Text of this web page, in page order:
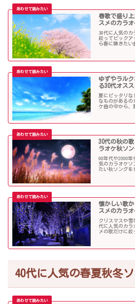
春歌で盛り
スメのカラ
30代に人気のカ
絞ってピックア
ら春に聴きたい
ゆずやラル
る30代オス
夏にピッタリな
なものがあるの
ケ曲の中から、
30代の秋の
ラオケ秋ソ
90年代や2000年
気のカラオケソ
たい秋ソングを
懐かしい歌
スメのカラ
クリスマスや雪
代に人気のカラ
メの歌だけに絞
40代に人気の春夏秋冬